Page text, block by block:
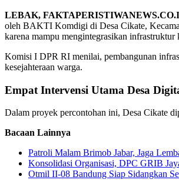
LEBAK,
oleh BAKTI Komdigi di Desa Cikate,
karena mampu mengintegrasikan
Komisi I DPR RI menilai, pembangunan
kesejahteraan warga.
Empat Intervensi Utama Desa
Dalam proyek percontohan ini, Desa Cikate
Bacaan Lainnya
Patroli Malam Brimob Jabar, Jaga
Konsolidasi Organisasi, DPC GRIB
Otmil II-08 Bandung Siap Sidangkan